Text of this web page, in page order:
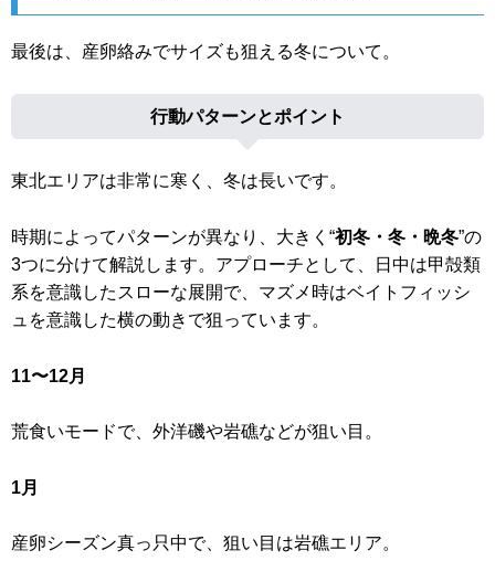
最後は、産卵絡みでサイズも狙える冬について。
行動パターンとポイント
東北エリアは非常に寒く、冬は長いです。
時期によってパターンが異なり、大きく“初冬・冬・晩冬”の
3つに分けて解説します。アプローチとして、日中は甲殻類
系を意識したスローな展開で、マズメ時はベイトフィッシ
ュを意識した横の動きで狙っています。
11〜12月
荒食いモードで、外洋磯や岩礁などが狙い目。
1月
産卵シーズン真っ只中で、狙い目は岩礁エリア。